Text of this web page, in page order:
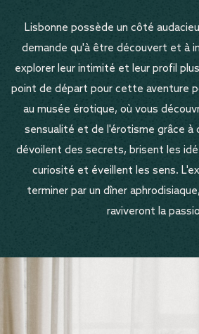
Lisbonne possède un côté
demande qu'à être découvert et à
explorer leur intimité et leur profil
point de départ pour cette aventure
au musée érotique, où vous
sensualité et de l'érotisme grâce à
dévoilent des secrets, brisent les
curiosité et éveillent les sens.
terminer par un dîner
raviveront la